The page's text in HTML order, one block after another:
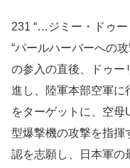
231 “…ジミー・ドゥ
“パールハーバーへの
の参入の直後、ドゥー
進し、陸軍本部空軍に
をターゲットに、空
型爆撃機の攻撃を指揮
認を志願し、日本軍の